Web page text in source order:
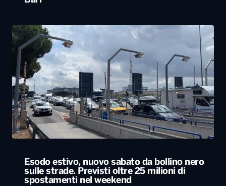
Esodo estivo, nuovo sabato da bollino nero
sulle strade. Previsti oltre 25 milioni di
spostamenti nel weekend